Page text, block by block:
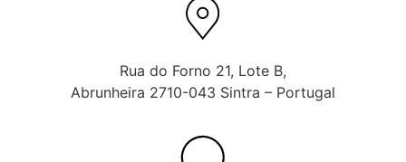
Rua do Forno 21, Lote B,
Abrunheira 2710-043 Sintra – Portugal